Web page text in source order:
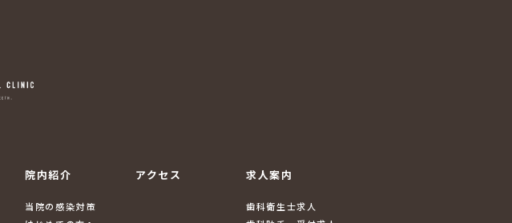
院内紹介
当院の感染対策
アクセス 求人案内
歯科衛生士求人